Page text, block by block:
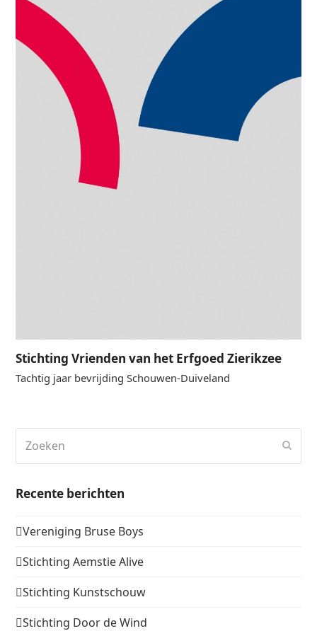
Stichting Vrienden van het Erfgoed Zierikzee
Tachtig jaar bevrijding Schouwen-Duiveland
Recente berichten
Vereniging Bruse Boys
Stichting Aemstie Alive
Stichting Kunstschouw
Stichting Door de Wind